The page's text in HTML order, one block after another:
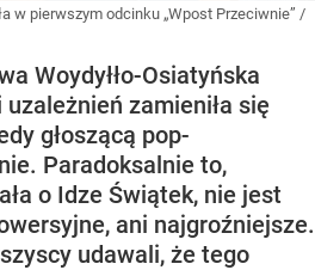
w pierwszym odcinku „Wpost Przeciwnie” /
Woydyłło-Osiatyńska
zamieniła się
głoszącą pop-
Paradoksalnie to,
o Idze Świątek, nie jest
ani najgroźniejsze.
udawali, że tego